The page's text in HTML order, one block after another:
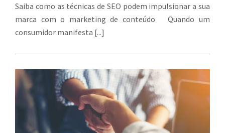
Saiba como as técnicas de SEO podem impulsionar a sua
marca com o marketing de conteúdo Quando um
consumidor manifesta [...]